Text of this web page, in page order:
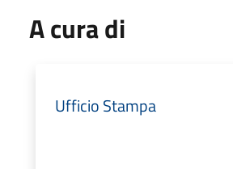
A cura di
Ufficio Stampa